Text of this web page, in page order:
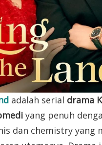
adalah serial drama
yang penuh
dan chemistry yang